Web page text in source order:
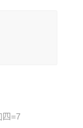
四=7